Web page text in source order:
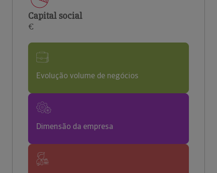
Capital social
€
Evolução volume de negócios
Dimensão da empresa